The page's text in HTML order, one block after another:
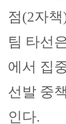
점(2자
팀 타선
에서 집
선발 중
인다.